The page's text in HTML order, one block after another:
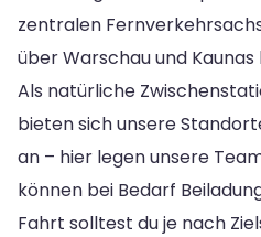
zentralen
über Warschau und
Als natürliche
bieten sich unsere
an – hier legen unsere
können bei Bedarf
Fahrt solltest du je nach